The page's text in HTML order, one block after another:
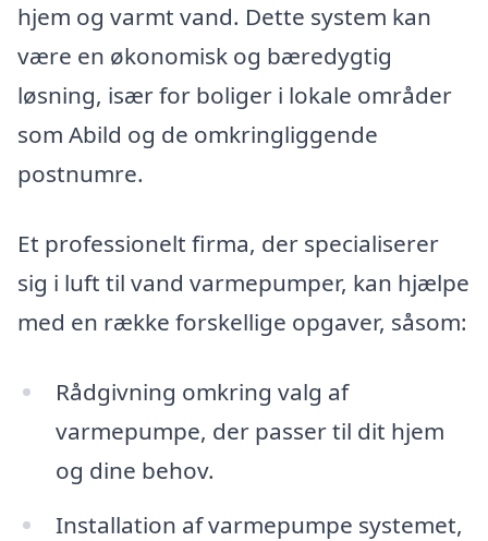
hjem og varmt vand. Dette system kan
være en økonomisk og bæredygtig
løsning, især for boliger i lokale områder
som Abild og de omkringliggende
postnumre.
Et professionelt firma, der specialiserer
sig i luft til vand varmepumper, kan hjælpe
med en række forskellige opgaver, såsom:
Rådgivning omkring valg af
varmepumpe, der passer til dit hjem
og dine behov.
Installation af varmepumpe systemet,